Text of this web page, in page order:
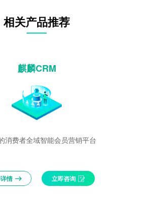
相关产品推荐
麒麟CRM
消费者全域智能会员营销平台
情 立即咨询